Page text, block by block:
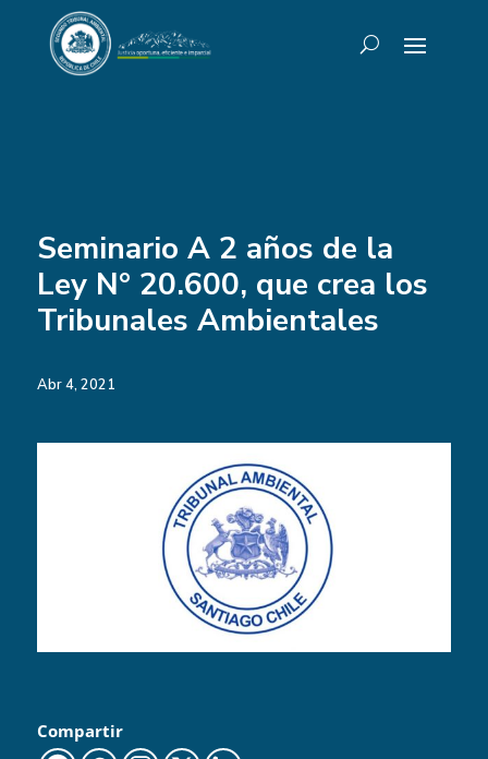
Seminario A 2 años de la
Ley N° 20.600, que crea los
Tribunales Ambientales
Abr 4, 2021
Compartir